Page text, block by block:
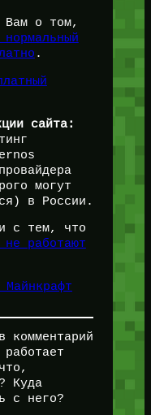
Вам о том,
.
сайта:
могут
в России.
с тем, что
работают
комментарий
Куда
с него?